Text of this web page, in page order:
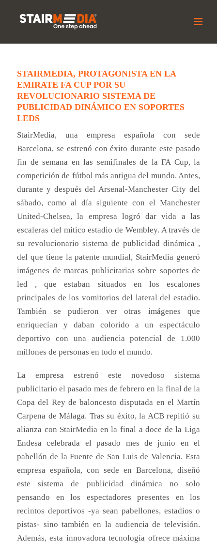
STAIRMEDIA, PROTAGONISTA EN LA
EMIRATE FA CUP POR SU
REVOLUCIONARIO SISTEMA DE
PUBLICIDAD DINÁMICO EN SOPORTES
LEDS
StairMedia, una empresa española con sede
Barcelona, se estrenó con éxito durante este pasado
fin de semana en las semifinales de la FA Cup, la
competición de fútbol más antigua del mundo. Antes,
durante y después del Arsenal-Manchester City del
sábado, como al día siguiente con el Manchester
United-Chelsea, la empresa logró dar vida a las
escaleras del mítico estadio de Wembley. A través de
su revolucionario sistema de publicidad dinámica ,
del que tiene la patente mundial, StairMedia generó
imágenes de marcas publicitarias sobre soportes de
led , que estaban situados en los escalones
principales de los vomitorios del lateral del estadio.
También se pudieron ver otras imágenes que
enriquecían y daban colorido a un espectáculo
deportivo con una audiencia potencial de 1.000
millones de personas en todo el mundo.
La empresa estrenó este novedoso sistema
publicitario el pasado mes de febrero en la final de la
Copa del Rey de baloncesto disputada en el Martín
Carpena de Málaga. Tras su éxito, la ACB repitió su
alianza con StairMedia en la final a doce de la Liga
Endesa celebrada el pasado mes de junio en el
pabellón de la Fuente de San Luis de Valencia. Esta
empresa española, con sede en Barcelona, diseñó
este sistema de publicidad dinámica no solo
pensando en los espectadores presentes en los
recintos deportivos -ya sean pabellones, estadios o
pistas- sino también en la audiencia de televisión.
Además, esta innovadora tecnología ofrece máxima